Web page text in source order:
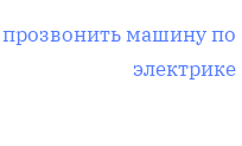
машину по
электрике